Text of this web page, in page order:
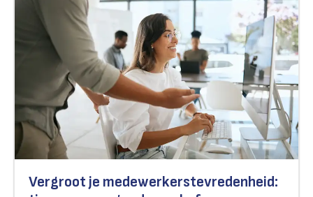
Vergroot je medewerkerstevredenheid: